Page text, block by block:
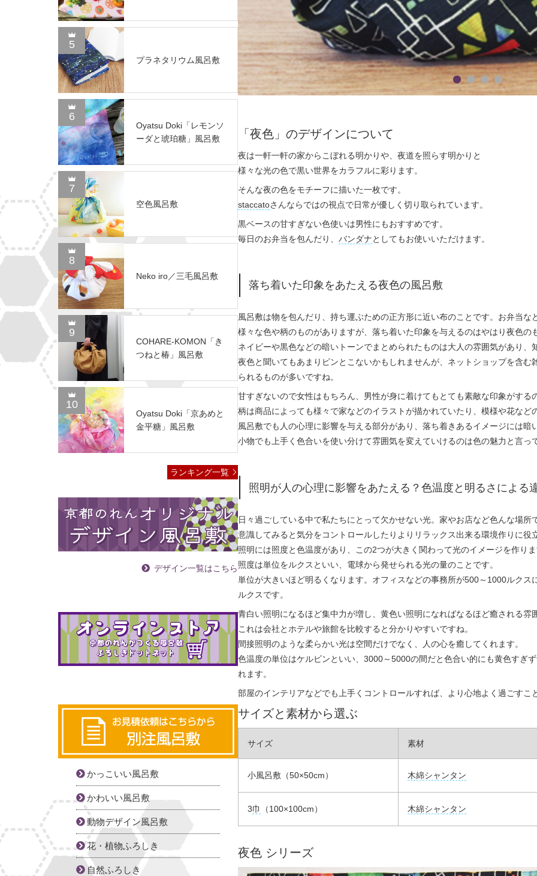
「夜色」のデザインについて
夜は一軒一軒の家からこぼれる明かりや、夜道を照らす明かりと
様々な光の色で黒い世界をカラフルに彩ります。
そんな夜の色をモチーフに描いた一枚です。
staccatoさんならではの視点で日常が優しく切り取られています。
黒ベースの甘すぎない色使いは男性にもおすすめです。
毎日のお弁当を包んだり、 バンダナとしてもお使いいただけます。
落ち着いた印象をあたえる夜色の風呂敷
風呂敷は物を包んだり、持ち運ぶための正方形に近い布のことです。お弁当な
様々な色や柄のものがありますが、落ち着いた印象を与えるのはやはり夜色の
ネイビーや黒色などの暗いトーンでまとめられたものは大人の雰囲気があり、
夜色と聞いてもあまりピンとこないかもしれませんが、ネットショップを含
られるものが多いですね。
甘すぎないので女性はもちろん、男性が身に着けてもとても素敵な印象がする
柄は商品によっても様々で家などのイラストが描かれていたり、模様や花など
風呂敷でも人の心理に影響を与える部分があり、落ち着きあるイメージには暗
小物でも上手く色合いを使い分けて雰囲気を変えていけるのは色の魅力と言っ
照明が人の心理に影響をあたえる？色温度と明るさによる
日々過ごしている中で私たちにとって欠かせない光。家やお店など色んな場
意識してみると気分をコントロールしたりよりリラックス出来る環境作りに役
照明には照度と色温度があり、この2つが大きく関わって光のイメージを作り
照度は単位をルクスといい、電球から発せられる光の量のことです。
単位が大きいほど明るくなります。オフィスなどの事務所が500～1000ルク
ルクスです。
青白い照明になるほど集中力が増し、黄色い照明になればなるほど癒される雰
これは会社とホテルや旅館を比較すると分かりやすいですね。
間接照明のような柔らかい光は空間だけでなく、人の心を癒してくれます。
色温度の単位はケルビンといい、3000～5000の間だと色合い的にも黄色すぎ
れます。
部屋のインテリアなどでも上手くコントロールすれば、より心地よく過ごすこ
サイズと素材から選ぶ
サイズ 素材
小風呂敷（50×50cm） 木綿シャンタン
3巾 （100×100cm） 木綿シャンタン
夜色 シリーズ
5
プラネタリウム風呂敷
6
Oyatsu Doki「レモンソ
ーダと琥珀糖」風呂敷
7
空色風呂敷
8
Neko iro／三毛風呂敷
9
COHARE-KOMON「き
つねと椿」風呂敷
10
Oyatsu Doki「京あめと
金平糖」風呂敷
ランキング一覧
デザイン一覧はこちら
かっこいい風呂敷
かわいい風呂敷
動物デザイン風呂敷
花・植物ふろしき
自然ふろしき